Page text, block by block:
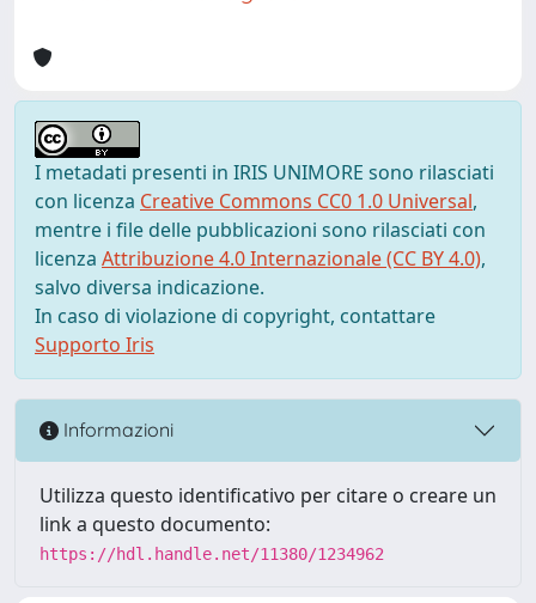
I metadati presenti in IRIS UNIMORE sono rilasciati
con licenza Creative Commons CC0 1.0 Universal,
mentre i file delle pubblicazioni sono rilasciati con
licenza Attribuzione 4.0 Internazionale (CC BY 4.0),
salvo diversa indicazione.
In caso di violazione di copyright, contattare
Supporto Iris
Informazioni
Utilizza questo identificativo per citare o creare un
link a questo documento:
https://hdl.handle.net/11380/1234962